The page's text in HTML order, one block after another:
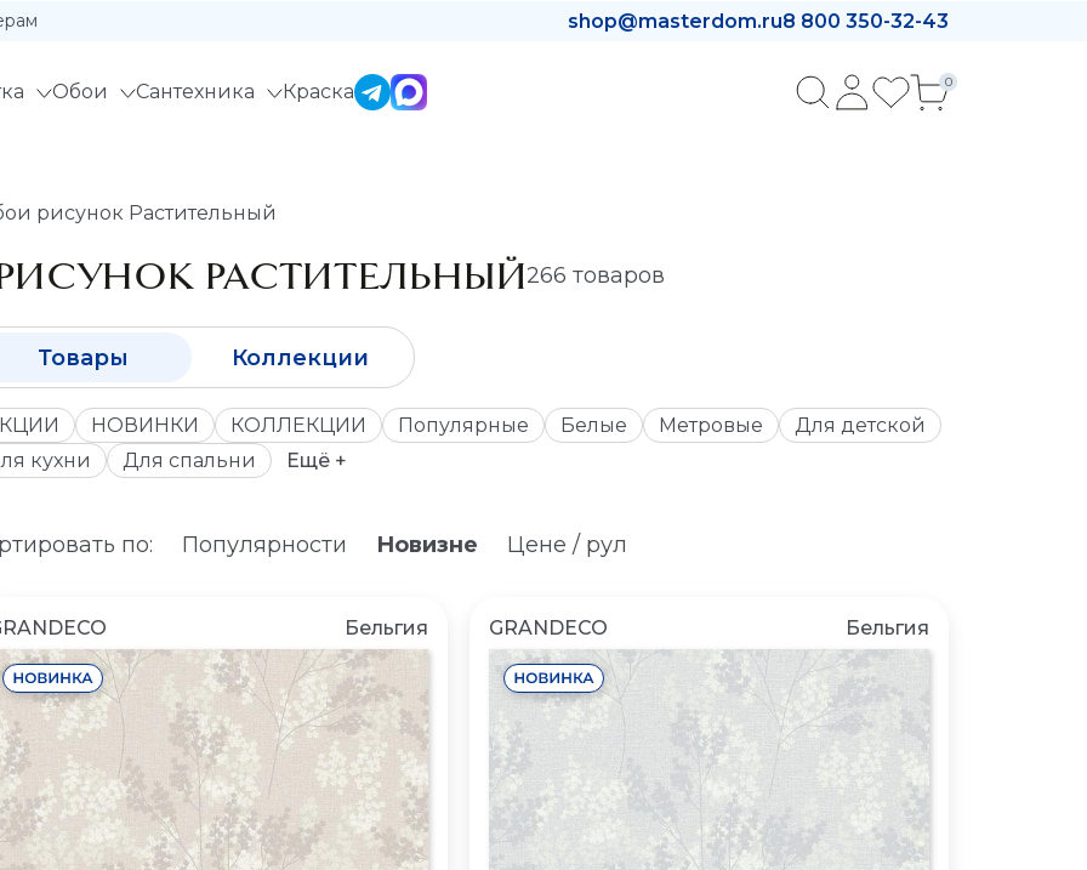
shop@masterdom.ru8 800 350-32-43
Обои Сантехника Краска 0
рисунок Растительный
РАСТИТЕЛЬНЫЙ266 товаров
Товары Коллекции
НОВИНКИ КОЛЛЕКЦИИ Популярные Белые Метровые
Для детской
кухни
Для спальни Ещё +
по: Популярности Новизне Цене / рул
Бельгия GRANDECO Бельгия